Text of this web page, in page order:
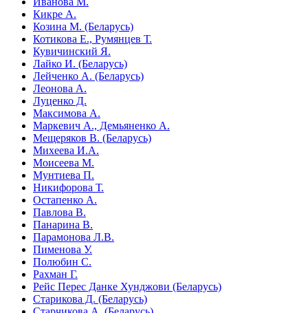
Кикре А.
Козина М. (Беларусь)
Котикова Е., Румянцев Т.
Кувичинский Я.
Лайко И. (Беларусь)
Лейченко А. (Беларусь)
Леонова А.
Луценко Д.
Максимова А.
Маркевич А., Демьяненко А.
Мещеряков В. (Беларусь)
Михеева И.А.
Моисеева М.
Мунтиева П.
Никифорова Т.
Остапенко А.
Павлова В.
Панарина В.
Парамонова Л.В.
Пименова У.
Полюбин С.
Рахман Г.
Рейс Перес Данке Хунджови (Беларусь)
Старикова Д. (Беларусь)